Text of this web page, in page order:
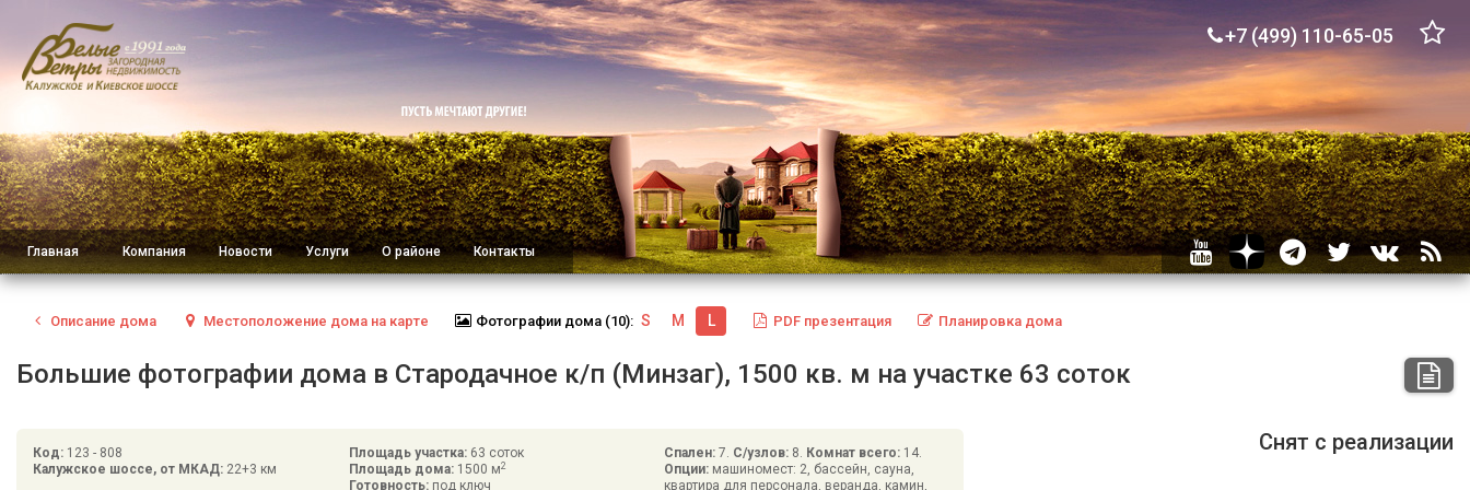
+7 (499) 110-65-05
Главная Компания Новости Услуги О районе Контакты
Описание дома Местоположение дома на карте Фотографии дома (10): S M L PDF презентация Планировка дома
Большие фотографии дома в Стародачное к/п (Минзаг), 1500 кв. м на участке 63 соток
Код: 123 - 808
Калужское шоссе, от МКАД: 22+3 км
Площадь участка:63 соток
Площадь дома:1500 м2
Готовность: под ключ
Спален:7. С/узлов: 8. Комнат всего: 14.
Опции: машиномест: 2, бассейн, сауна,
квартира для персонала, веранда, камин,
Снят с реализации